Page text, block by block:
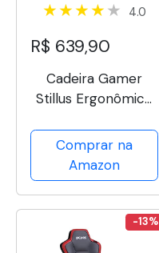
4.0
R$ 639,90
Cadeira Gamer
Stillus Ergonômica
Pés - Rosa
Comprar na
Amazon
-13%